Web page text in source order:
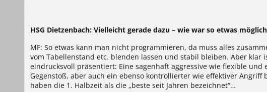
HSG Dietzenbach: Vielleicht gerade dazu – wie war so etwas
MF: So etwas kann man nicht programmieren, da muss alles
vom Tabellenstand etc. blenden lassen und stabil bleiben. Aber
eindrucksvoll präsentiert: Eine sagenhaft aggressive wie flexible und
Gegenstoß, aber auch ein ebenso kontrollierter wie effektiver
haben die 1. Halbzeit als die „beste seit Jahren bezeichnet“…